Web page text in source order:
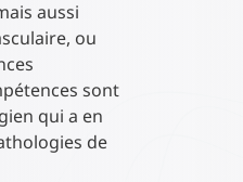
aussi
ou
sont
qui a en
de